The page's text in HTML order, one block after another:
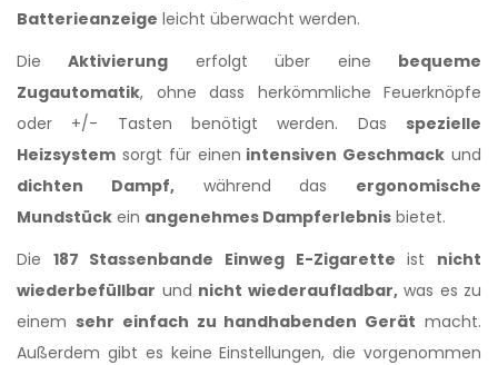
Batterieanzeige leicht überwacht werden.
DieAktivierung erfolgt über eine bequeme
Zugautomatik, ohne dass herkömmliche Feuerknöpfe
oder +/- Tasten benötigt werden. Das spezielle
Heizsystem sorgt für einen intensiven Geschmack und
dichten Dampf,während das ergonomische
Mundstück ein angenehmes Dampferlebnis bietet.
Die 187 Stassenbande Einweg E-Zigarette ist nicht
wiederbefüllbar und nicht wiederaufladbar,was es zu
einem sehr einfach zu handhabenden Gerät macht.
Außerdem gibt es keine Einstellungen, die vorgenommen